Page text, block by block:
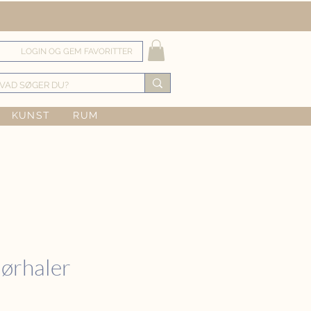
LOGIN OG GEM FAVORITTER
KUNST RUM